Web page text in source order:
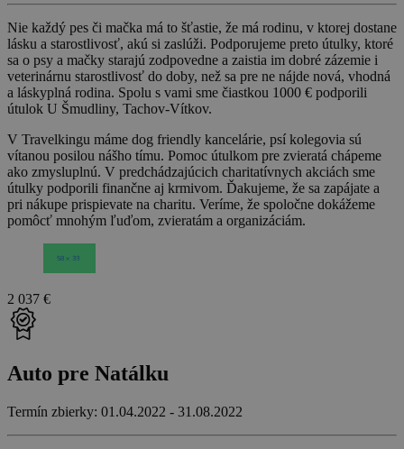
Nie každý pes či mačka má to šťastie, že má rodinu, v ktorej dostane
lásku a starostlivosť, akú si zaslúži. Podporujeme preto útulky, ktoré
sa o psy a mačky starajú zodpovedne a zaistia im dobré zázemie i
veterinárnu starostlivosť do doby, než sa pre ne nájde nová, vhodná
a láskyplná rodina. Spolu s vami sme čiastkou 1000 € podporili
útulok U Šmudliny, Tachov-Vítkov.
V Travelkingu máme dog friendly kancelárie, psí kolegovia sú
vítanou posilou nášho tímu. Pomoc útulkom pre zvieratá chápeme
ako zmysluplnú. V predchádzajúcich charitatívnych akciách sme
útulky podporili finančne aj krmivom. Ďakujeme, že sa zapájate a
pri nákupe prispievate na charitu. Veríme, že spoločne dokážeme
pomôcť mnohým ľuďom, zvieratám a organizáciám.
2 037 €
Auto pre Natálku
Termín zbierky: 01.04.2022 - 31.08.2022